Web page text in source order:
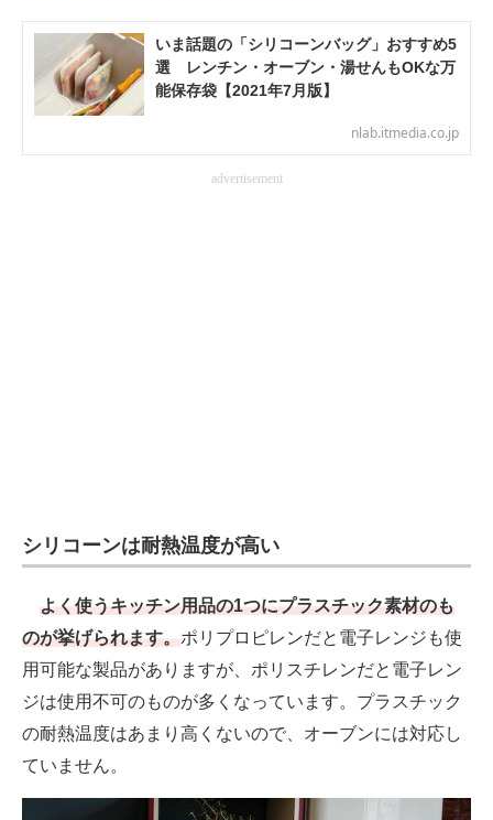
エネルギーの専門メディア
建設×テクノロジーの最前線
いま話題の「シリコーンバッグ」おすすめ5
選 レンチン・オーブン・湯せんもOKな万
能保存袋【2021年7月版】
nlab.itmedia.co.jp
advertisement
シリコーンは耐熱温度が高い
よく使うキッチン用品の1つにプラスチック素材のも
のが挙げられます。ポリプロピレンだと電子レンジも使
用可能な製品がありますが、ポリスチレンだと電子レン
ジは使用不可のものが多くなっています。プラスチック
の耐熱温度はあまり高くないので、オーブンには対応し
ていません。